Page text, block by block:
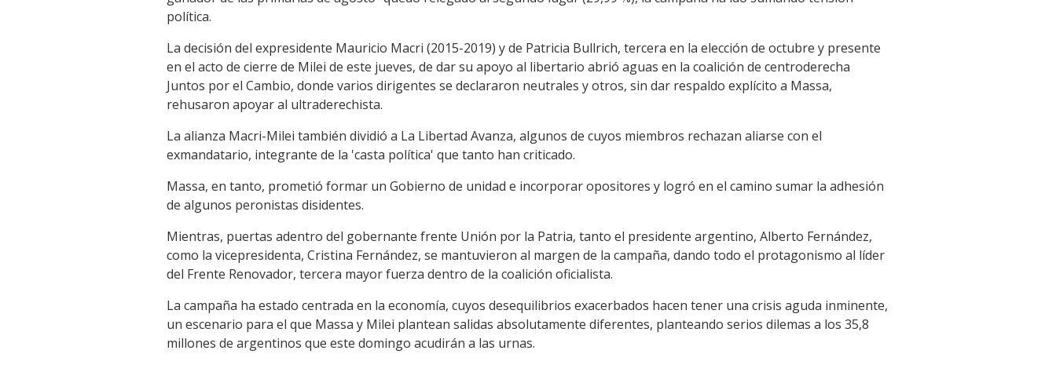
política.
La decisión del expresidente Mauricio Macri (2015-2019) y de Patricia Bullrich, tercera en la elección de octubre y presente
en el acto de cierre de Milei de este jueves, de dar su apoyo al libertario abrió aguas en la coalición de centroderecha
Juntos por el Cambio, donde varios dirigentes se declararon neutrales y otros, sin dar respaldo explícito a Massa,
rehusaron apoyar al ultraderechista.
La alianza Macri-Milei también dividió a La Libertad Avanza, algunos de cuyos miembros rechazan aliarse con el
exmandatario, integrante de la 'casta política' que tanto han criticado.
Massa, en tanto, prometió formar un Gobierno de unidad e incorporar opositores y logró en el camino sumar la adhesión
de algunos peronistas disidentes.
Mientras, puertas adentro del gobernante frente Unión por la Patria, tanto el presidente argentino, Alberto Fernández,
como la vicepresidenta, Cristina Fernández, se mantuvieron al margen de la campaña, dando todo el protagonismo al líder
del Frente Renovador, tercera mayor fuerza dentro de la coalición oficialista.
La campaña ha estado centrada en la economía, cuyos desequilibrios exacerbados hacen tener una crisis aguda inminente,
un escenario para el que Massa y Milei plantean salidas absolutamente diferentes, planteando serios dilemas a los 35,8
millones de argentinos que este domingo acudirán a las urnas.